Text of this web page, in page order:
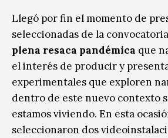
Llegó por fin el momento de
seleccionadas de la convocatoria
plena resaca pandémica que
el interés de producir y
experimentales que exploren
dentro de este nuevo contexto
estamos viviendo. En esta
seleccionaron dos